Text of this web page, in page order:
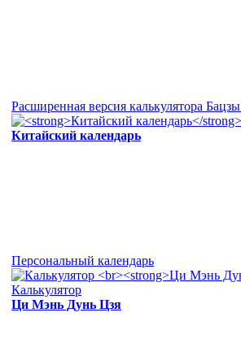
Расширенная версия калькулятора Бацзы
Китайский календарь
Персональный календарь
Калькулятор
Ци Мэнь Дунь Цзя